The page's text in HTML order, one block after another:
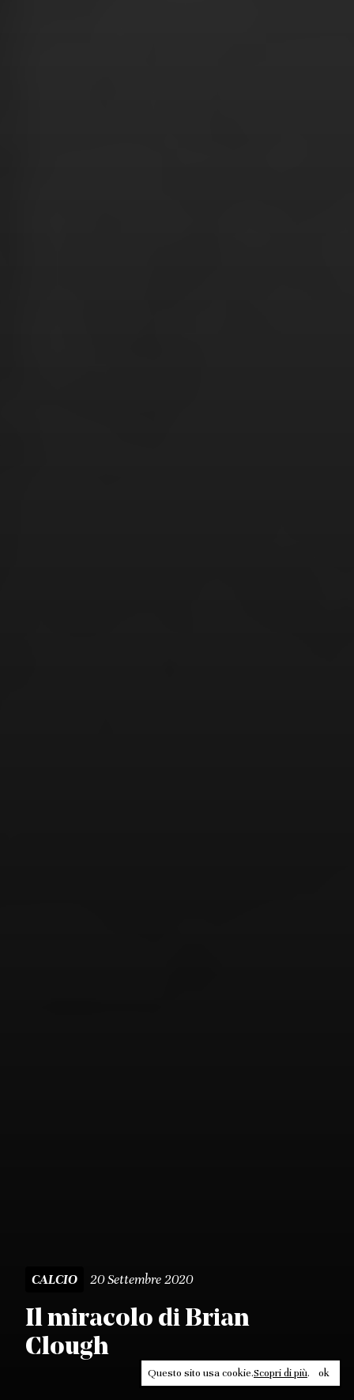
CALCIO 20 Settembre 2020
Il miracolo di Brian
Clough
Questo sito usa cookie.Scopri di più. ok